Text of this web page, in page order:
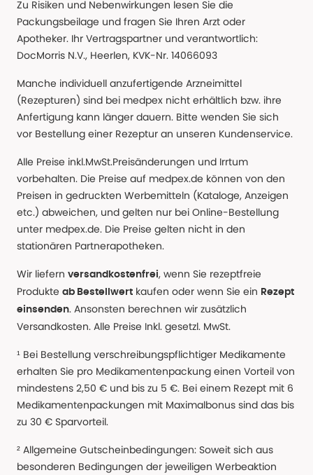
Zu Risiken und Nebenwirkungen lesen Sie die
Packungsbeilage und fragen Sie Ihren Arzt oder
Apotheker. Ihr Vertragspartner und verantwortlich:
DocMorris N.V., Heerlen, KVK-Nr. 14066093
Manche individuell anzufertigende Arzneimittel
(Rezepturen) sind bei medpex nicht erhältlich bzw. ihre
Anfertigung kann länger dauern. Bitte wenden Sie sich
vor Bestellung einer Rezeptur an unseren Kundenservice.
Alle Preise inkl.MwSt.Preisänderungen und Irrtum
vorbehalten. Die Preise auf medpex.de können von den
Preisen in gedruckten Werbemitteln (Kataloge, Anzeigen
etc.) abweichen, und gelten nur bei Online-Bestellung
unter medpex.de. Die Preise gelten nicht in den
stationären Partnerapotheken.
Wir liefern versandkostenfrei, wenn Sie rezeptfreie
Produkte ab Bestellwert kaufen oder wenn Sie ein Rezept
einsenden. Ansonsten berechnen wir zusätzlich
Versandkosten. Alle Preise Inkl. gesetzl. MwSt.
¹ Bei Bestellung verschreibungspflichtiger Medikamente
erhalten Sie pro Medikamentenpackung einen Vorteil von
mindestens 2,50 € und bis zu 5 €. Bei einem Rezept mit 6
Medikamentenpackungen mit Maximalbonus sind das bis
zu 30 € Sparvorteil.
² Allgemeine Gutscheinbedingungen: Soweit sich aus
besonderen Bedingungen der jeweiligen Werbeaktion